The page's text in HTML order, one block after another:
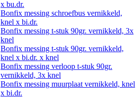
x bu.dr.
Bonfix messing schroefbus vernikkeld,
knel x bi.dr.
Bonfix messing t-stuk 90gr. vernikkeld, 3x
knel
Bonfix messing t-stuk 90gr. vernikkeld,
knel x bi.dr. x knel
Bonfix messing verloop t-stuk 90gr.
vernikkeld, 3x knel
Bonfix messing muurplaat vernikkeld, knel
x bi.dr.